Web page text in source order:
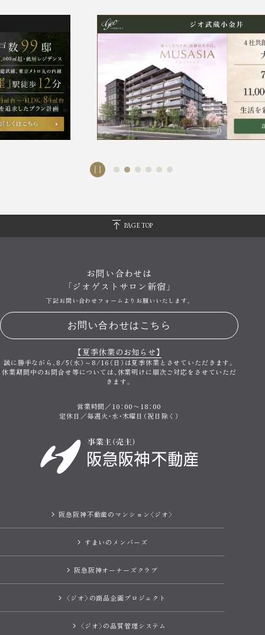
PAGE TOP
お問い合わせは
「ジオゲストサロン新宿」
下記お問い合わせフォームよりお願いいたします。
お問い合わせはこちら
【夏季休業のお知らせ】
誠に勝手ながら、 8/5（水）～8/16（日）は夏季休業とさせていただきます。
休業期間中のお問合せ等については、 休業明けに順次ご対応をさせていただ
きます。
営業時間／10：00〜18：00
定休日／毎週火・水・木曜日（祝日除く）
阪急阪神不動産のマンション〈ジオ〉
すまいのメンバーズ
阪急阪神オーナーズクラブ
〈ジオ〉の商品企画プロジェクト
〈ジオ〉の品質管理システム